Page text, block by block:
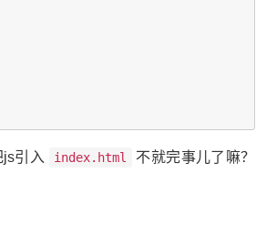
引入 index.html
不就完事儿了嘛？